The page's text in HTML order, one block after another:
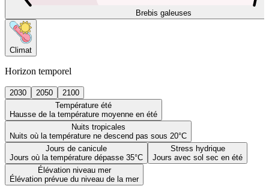
Brebis galeuses
Climat
Horizon temporel
2030 2050
2100
Température été
Hausse de la température moyenne en été
Nuits tropicales
Nuits où la température ne descend pas sous 20°C
Jours de canicule
Jours où la température dépasse 35°C
Stress hydrique
Jours avec sol sec en été
Élévation niveau mer
Élévation prévue du niveau de la mer